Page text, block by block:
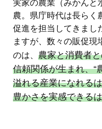
実家の農業（みかんと
農。県庁時代は長らく
促進を担当してきまし
ますが、数々の販促現
のは、 農家と消費者
信頼関係が生まれ、“
溢れる産業になれる
豊かさを実感できる